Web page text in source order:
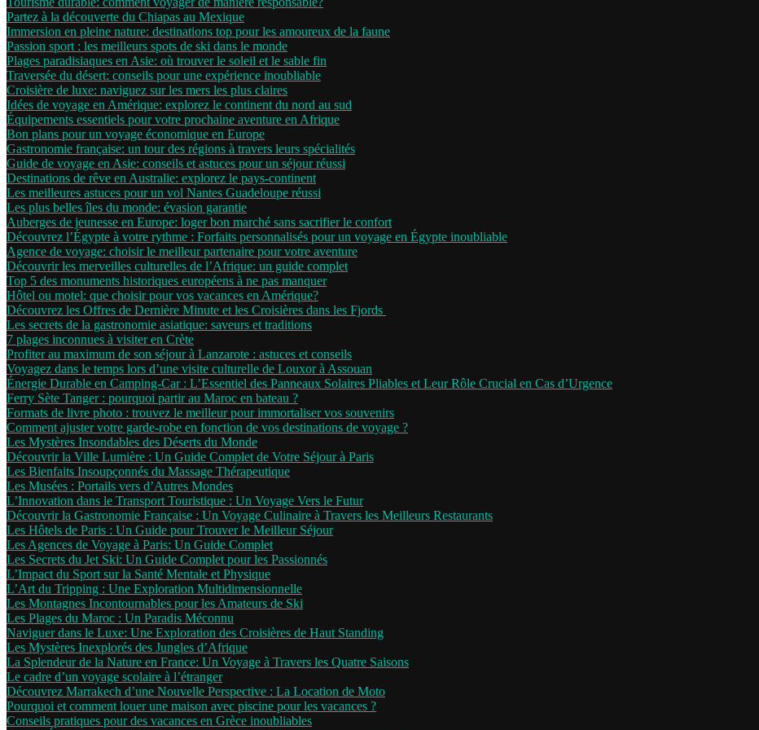
Partez à la découverte du Chiapas au Mexique
Immersion en pleine nature: destinations top pour les amoureux de la faune
Passion sport : les meilleurs spots de ski dans le monde
Plages paradisiaques en Asie: où trouver le soleil et le sable fin
Traversée du désert: conseils pour une expérience inoubliable
Croisière de luxe: naviguez sur les mers les plus claires
Idées de voyage en Amérique: explorez le continent du nord au sud
Équipements essentiels pour votre prochaine aventure en Afrique
Bon plans pour un voyage économique en Europe
Gastronomie française: un tour des régions à travers leurs spécialités
Guide de voyage en Asie: conseils et astuces pour un séjour réussi
Destinations de rêve en Australie: explorez le pays-continent
Les meilleures astuces pour un vol Nantes Guadeloupe réussi
Les plus belles îles du monde: évasion garantie
Auberges de jeunesse en Europe: loger bon marché sans sacrifier le confort
Découvrez l’Égypte à votre rythme : Forfaits personnalisés pour un voyage en Égypte inoubliable
Agence de voyage: choisir le meilleur partenaire pour votre aventure
Découvrir les merveilles culturelles de l’Afrique: un guide complet
Top 5 des monuments historiques européens à ne pas manquer
Hôtel ou motel: que choisir pour vos vacances en Amérique?
Découvrez les Offres de Dernière Minute et les Croisières dans les Fjords
Les secrets de la gastronomie asiatique: saveurs et traditions
7 plages inconnues à visiter en Crète
Profiter au maximum de son séjour à Lanzarote : astuces et conseils
Voyagez dans le temps lors d’une visite culturelle de Louxor à Assouan
Énergie Durable en Camping-Car : L’Essentiel des Panneaux Solaires Pliables et Leur Rôle Crucial en Cas d’Urgence
Ferry Sète Tanger : pourquoi partir au Maroc en bateau ?
Formats de livre photo : trouvez le meilleur pour immortaliser vos souvenirs
Comment ajuster votre garde-robe en fonction de vos destinations de voyage ?
Les Mystères Insondables des Déserts du Monde
Découvrir la Ville Lumière : Un Guide Complet de Votre Séjour à Paris
Les Bienfaits Insoupçonnés du Massage Thérapeutique
Les Musées : Portails vers d’Autres Mondes
L’Innovation dans le Transport Touristique : Un Voyage Vers le Futur
Découvrir la Gastronomie Française : Un Voyage Culinaire à Travers les Meilleurs Restaurants
Les Hôtels de Paris : Un Guide pour Trouver le Meilleur Séjour
Les Agences de Voyage à Paris: Un Guide Complet
Les Secrets du Jet Ski: Un Guide Complet pour les Passionnés
L’Impact du Sport sur la Santé Mentale et Physique
L’Art du Tripping : Une Exploration Multidimensionnelle
Les Montagnes Incontournables pour les Amateurs de Ski
Les Plages du Maroc : Un Paradis Méconnu
Naviguer dans le Luxe: Une Exploration des Croisières de Haut Standing
Les Mystères Inexplorés des Jungles d’Afrique
La Splendeur de la Nature en France: Un Voyage à Travers les Quatre Saisons
Le cadre d’un voyage scolaire à l’étranger
Découvrez Marrakech d’une Nouvelle Perspective : La Location de Moto
Pourquoi et comment louer une maison avec piscine pour les vacances ?
Conseils pratiques pour des vacances en Grèce inoubliables